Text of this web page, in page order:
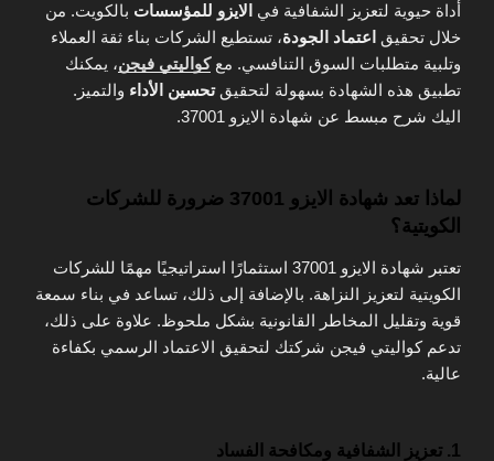
أداة حيوية لتعزيز الشفافية في الايزو للمؤسسات بالكويت. من
خلال تحقيق اعتماد الجودة، تستطيع الشركات بناء ثقة العملاء
وتلبية متطلبات السوق التنافسي. معكواليتي فيجن، يمكنك
تطبيق هذه الشهادة بسهولة لتحقيقتحسين الأداء والتميز.
اليك شرح مبسط عن شهادة الايزو 37001.
لماذا تعد شهادة الايزو 37001 ضرورة للشركات
الكويتية؟
تعتبر شهادة الايزو 37001 استثمارًا استراتيجيًا مهمًا للشركات
الكويتية لتعزيز النزاهة. بالإضافة إلى ذلك، تساعد في بناء سمعة
قوية وتقليل المخاطر القانونية بشكل ملحوظ. علاوة على ذلك،
تدعم كواليتي فيجن شركتك لتحقيق الاعتماد الرسمي بكفاءة
عالية.
1. تعزيز الشفافية ومكافحة الفساد